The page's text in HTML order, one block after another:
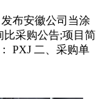
布安徽公司当涂
比采购公告;项目简
PXJ 二、采购单